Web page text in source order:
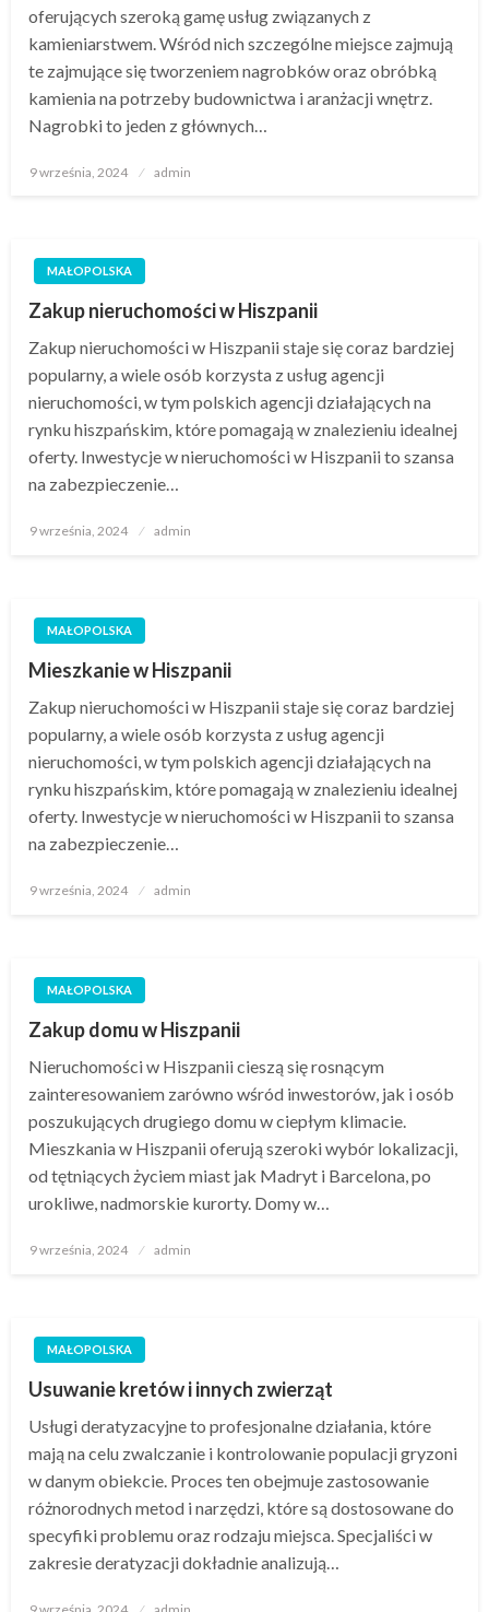
oferujących szeroką gamę usług związanych z
kamieniarstwem. Wśród nich szczególne miejsce zajmują
te zajmujące się tworzeniem nagrobków oraz obróbką
kamienia na potrzeby budownictwa i aranżacji wnętrz.
Nagrobki to jeden z głównych…
Opublikowane
9 września, 2024 admin
MAŁOPOLSKA
Zakup nieruchomości w Hiszpanii
Zakup nieruchomości w Hiszpanii staje się coraz bardziej
popularny, a wiele osób korzysta z usług agencji
nieruchomości, w tym polskich agencji działających na
rynku hiszpańskim, które pomagają w znalezieniu idealnej
oferty. Inwestycje w nieruchomości w Hiszpanii to szansa
na zabezpieczenie…
Opublikowane
9 września, 2024 admin
MAŁOPOLSKA
Mieszkanie w Hiszpanii
Zakup nieruchomości w Hiszpanii staje się coraz bardziej
popularny, a wiele osób korzysta z usług agencji
nieruchomości, w tym polskich agencji działających na
rynku hiszpańskim, które pomagają w znalezieniu idealnej
oferty. Inwestycje w nieruchomości w Hiszpanii to szansa
na zabezpieczenie…
Opublikowane
9 września, 2024 admin
MAŁOPOLSKA
Zakup domu w Hiszpanii
Nieruchomości w Hiszpanii cieszą się rosnącym
zainteresowaniem zarówno wśród inwestorów, jak i osób
poszukujących drugiego domu w ciepłym klimacie.
Mieszkania w Hiszpanii oferują szeroki wybór lokalizacji,
od tętniących życiem miast jak Madryt i Barcelona, po
urokliwe, nadmorskie kurorty. Domy w…
Opublikowane
9 września, 2024 admin
MAŁOPOLSKA
Usuwanie kretów i innych zwierząt
Usługi deratyzacyjne to profesjonalne działania, które
mają na celu zwalczanie i kontrolowanie populacji gryzoni
w danym obiekcie. Proces ten obejmuje zastosowanie
różnorodnych metod i narzędzi, które są dostosowane do
specyfiki problemu oraz rodzaju miejsca. Specjaliści w
zakresie deratyzacji dokładnie analizują…
Opublikowane